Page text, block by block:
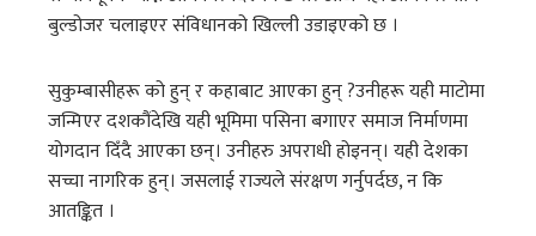
बुल्डोजर चलाइएर संविधानको खिल्ली उडाइएको छ ।
सुकुम्बासीहरू को हुन् र कहाबाट आएका हुन् ?उनीहरू यही माटोमा
जन्मिएर दशकौंदेखि यही भूमिमा पसिना बगाएर समाज निर्माणमा
योगदान दिँदै आएका छन्। उनीहरु अपराधी होइनन्। यही देशका
सच्चा नागरिक हुन्। जसलाई राज्यले संरक्षण गर्नुपर्दछ, न कि
आतङ्कित ।